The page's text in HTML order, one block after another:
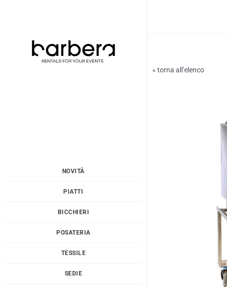
contenuto
NOVITÀ
PIATTI
BICCHIERI
POSATERIA
TESSILE
SEDIE
« torna all’elenco